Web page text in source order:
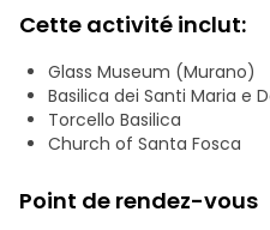
explorez ses églises
Venise.
Conditions à lire absolument !
* Il est recommandé d'arriver
le bateau part à 11h et ne
possible de reporter le départ.
Cette activité inclut:
Glass Museum (Murano)
Basilica dei Santi Maria e
Torcello Basilica
Church of Santa Fosca
Point de rendez-vous